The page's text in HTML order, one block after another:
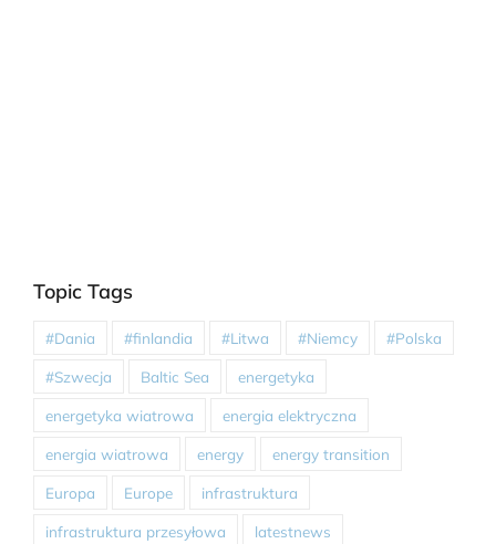
Topic Tags
#Dania #finlandia #Litwa #Niemcy #Polska
#Szwecja Baltic Sea energetyka
energetyka wiatrowa energia elektryczna
energia wiatrowa energy energy transition
Europa Europe infrastruktura
infrastruktura przesyłowa latestnews